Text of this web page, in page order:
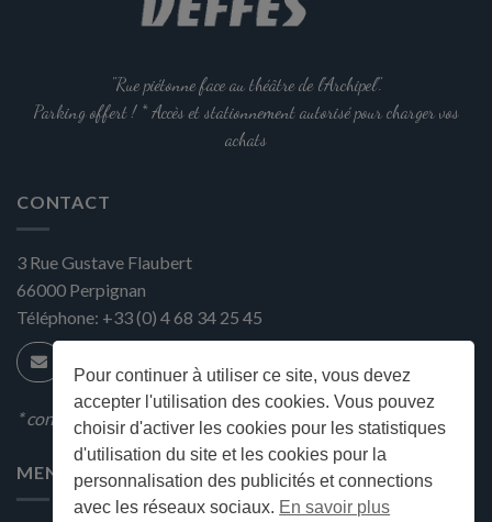
Pour continuer à utiliser ce site, vous devez
accepter l'utilisation des cookies. Vous pouvez
choisir d'activer les cookies pour les statistiques
d'utilisation du site et les cookies pour la
personnalisation des publicités et connections
avec les réseaux sociaux. En savoir plus
"Rue piétonne face au théâtre de l'Archipel".
Parking offert ! * Accès et stationnement autorisé pour charger vos
achats
CONTACT
3 Rue Gustave Flaubert
66000 Perpignan
Téléphone: +33 (0) 4 68 34 25 45
* condition en magasin
MENU